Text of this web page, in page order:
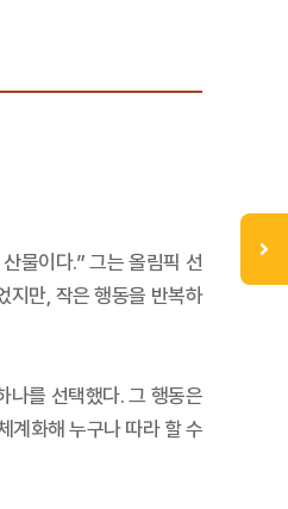
물이다.” 그는 올림픽 선
지만, 작은 행동을 반복하
나를 선택했다. 그 행동은
계화해 누구나 따라 할 수